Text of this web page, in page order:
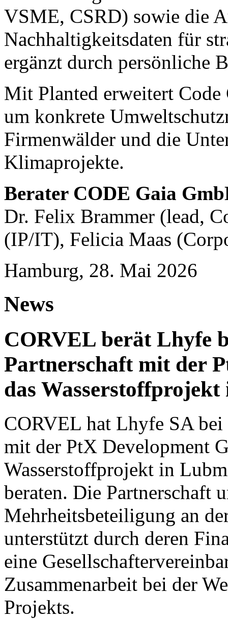
VSME, CSRD) sowie die
Nachhaltigkeitsdaten für
ergänzt durch persönliche
Mit Planted erweitert
um konkrete
Firmenwälder und die
Klimaprojekte.
Berater CODE Gaia
Dr. Felix Brammer (lead,
(IP/IT), Felicia Maas
Hamburg, 28. Mai 2026
News
CORVEL berät Lhyfe
Partnerschaft mit der
das
CORVEL hat Lhyfe SA bei
mit der PtX Development
Wasserstoffprojekt in
beraten. Die Partnerschaft
Mehrheitsbeteiligung an
unterstützt durch deren
eine
Zusammenarbeit bei der
Projekts.